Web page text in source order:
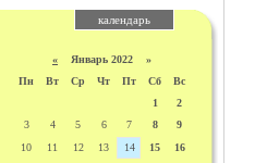
календарь
« Январь 2022 »
Пн
Вт Ср Чт Пт Сб
Вс
1
2
3
4 5 6 7 8
9
10
11 12 13 14 15
16